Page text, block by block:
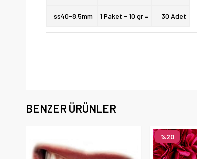
ss40-8.5mm 1 Paket - 10 gr = 30 Adet
BENZER ÜRÜNLER
%20